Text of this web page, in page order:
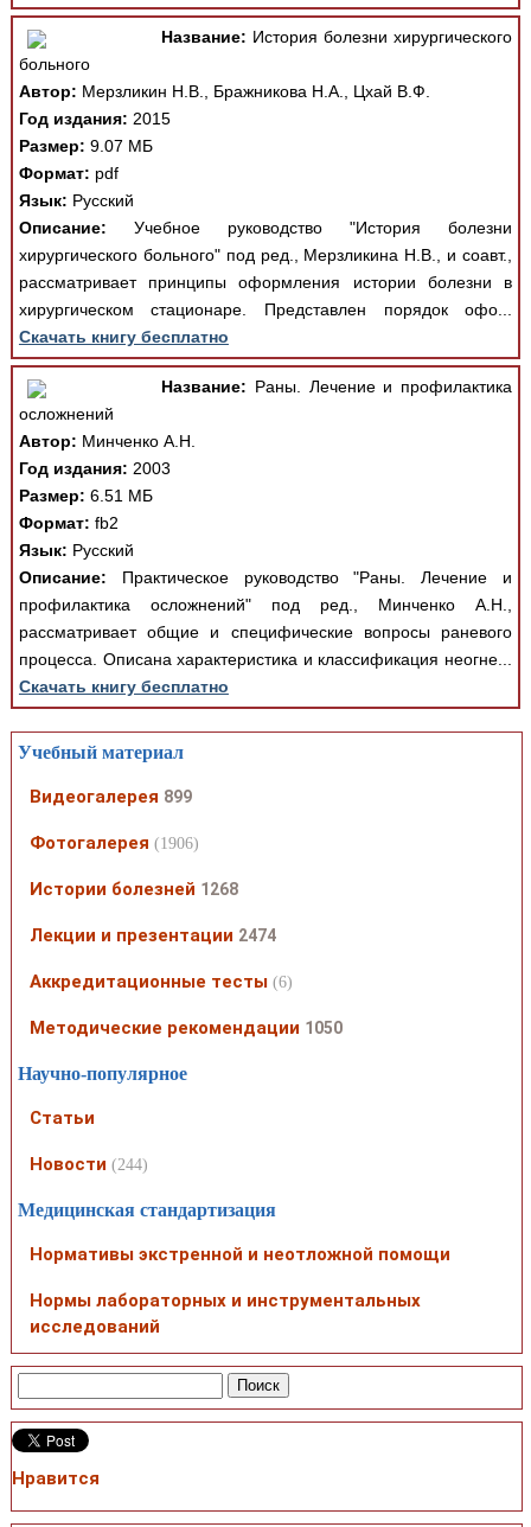
Название: История болезни хирургического
больного
Автор: Мерзликин Н.В., Бражникова Н.А., Цхай В.Ф.
Год издания: 2015
Размер: 9.07 МБ
Формат: pdf
Язык: Русский
Описание: Учебное руководство "История болезни
хирургического больного" под ред., Мерзликина Н.В., и соавт.,
рассматривает принципы оформления истории болезни в
хирургическом стационаре. Представлен порядок офо...
Скачать книгу бесплатно
Название: Раны. Лечение и профилактика
осложнений
Автор: Минченко А.Н.
Год издания: 2003
Размер: 6.51 МБ
Формат: fb2
Язык: Русский
Описание: Практическое руководство "Раны. Лечение и
профилактика осложнений" под ред., Минченко А.Н.,
рассматривает общие и специфические вопросы раневого
процесса. Описана характеристика и классификация неогне...
Скачать книгу бесплатно
Учебный материал
Видеогалерея 899
Фотогалерея (1906)
Истории болезней 1268
Лекции и презентации 2474
Аккредитационные тесты (6)
Методические рекомендации 1050
Научно-популярное
Статьи
Новости (244)
Медицинская стандартизация
Нормативы экстренной и неотложной помощи
Нормы лабораторных и инструментальных
исследований
Нравится